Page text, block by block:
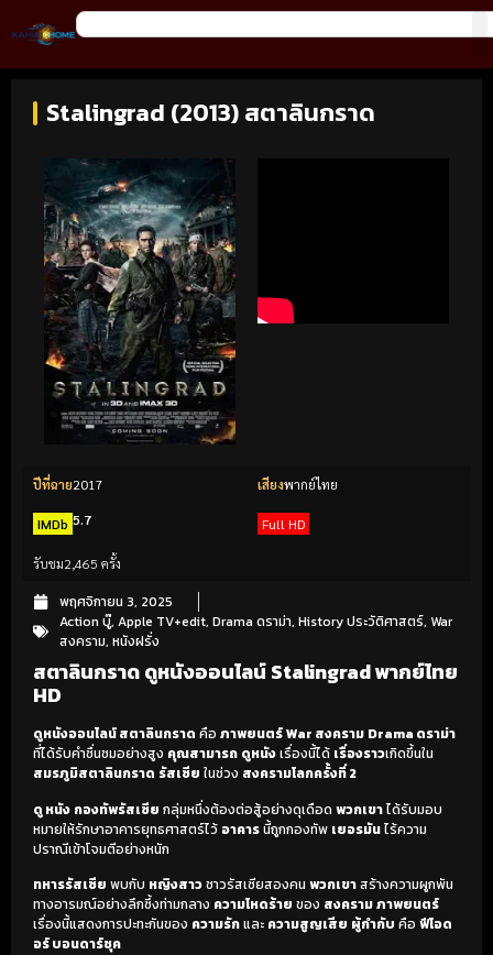
Stalingrad (2013) สตาลินกราด
ปีที่ฉาย2017 เสียงพากย์ไทย
IMDb 5.7 Full HD
รับชม2,465 ครั้ง
พฤศจิกายน 3, 2025
Action บู๊, Apple TV+edit, Drama ดราม่า, History ประวัติศาสตร์, War
สงคราม, หนังฝรั่ง
สตาลินกราด ดูหนังออนไลน์ Stalingrad พากย์ไทย
HD
ดูหนังออนไลน์ สตาลินกราด คือ ภาพยนตร์War สงคราม Drama ดราม่า
ที่ได้รับคำชื่นชมอย่างสูง คุณสามารถ ดูหนังเรื่องนี้ได้ เรื่องราวเกิดขึ้นใน
สมรภูมิสตาลินกราด รัสเซีย ในช่วง สงครามโลกครั้งที่ 2
ดู หนัง กองทัพรัสเซีย กลุ่มหนึ่งต้องต่อสู้อย่างดุเดือด พวกเขาได้รับมอบ
หมายให้รักษาอาคารยุทธศาสตร์ไว้ อาคารนี้ถูกกองทัพ เยอรมันไร้ความ
ปราณีเข้าโจมตีอย่างหนัก
ทหารรัสเซีย พบกับ หญิงสาวชาวรัสเซียสองคน พวกเขาสร้างความผูกพัน
ทางอารมณ์อย่างลึกซึ้งท่ามกลาง ความโหดร้าย ของ สงครามภาพยนตร์
เรื่องนี้แสดงการปะทะกันของ ความรักและ ความสูญเสีย ผู้กำกับ คือ ฟีโอด
อร์ บอนดาร์ชุค